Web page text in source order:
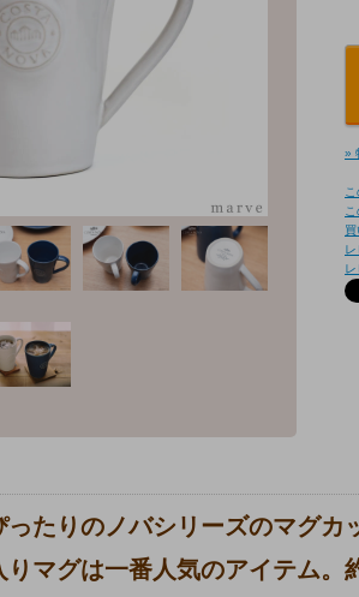
»
たりのノバシリーズのマグカ
りマグは一番人気のアイテム